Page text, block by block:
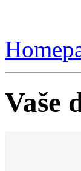
Vaše